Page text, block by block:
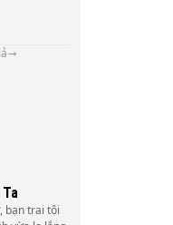
Ta
bạn trai tôi